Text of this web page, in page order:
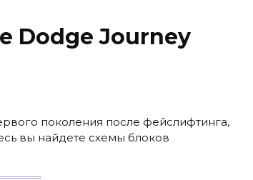
Dodge Journey
поколения после фейслифтинга,
вы найдете схемы блоков